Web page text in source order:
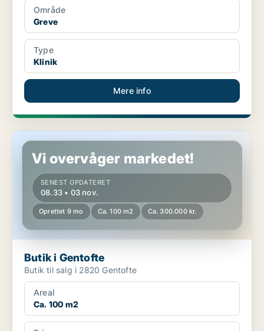
Område
Greve
Type
Klinik
Mere info
Butik i Gentofte
Vi overvåger markedet!
SENEST OPDATERET
08.33 • 03 nov.
Oprettet 9 mo Ca. 100 m2 Ca. 300.000 kr.
Butik i Gentofte
Butik til salg i 2820 Gentofte
Areal
Ca. 100 m2